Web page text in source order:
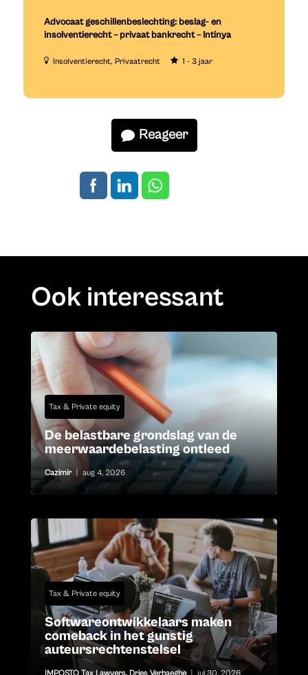
Advocaat geschillenbeslechting: beslag- en
insolventierecht – privaat bankrecht – Intinya
Insolventierecht Privaatrecht 1 - 3 jaar
Reageer
Ook interessant
Tax & Private equity
De belastbare grondslag van de
meerwaardebelasting ontleed
Cazimir aug 4, 2026
Tax & Private equity
Softwareontwikkelaars maken
comeback in het gunstig
auteursrechtenstelsel